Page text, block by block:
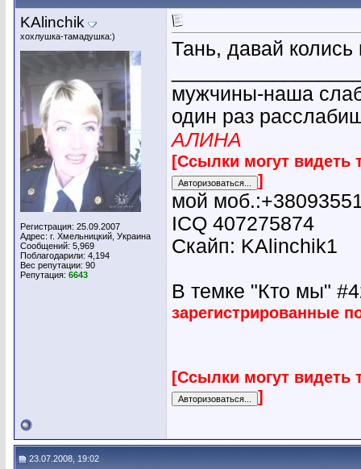
KAlinchik
хохлушка-тамадушка:)
Регистрация: 25.09.2007
Адрес: г. Хмельницкий, Украина
Сообщений: 5,969
Поблагодарили: 4,194
Вес репутации: 90
Репутация: 6643
Тань, давай
мужчины-наша
один раз
АЛИНА
[Ссылки могут видеть
]
мой
ICQ 407275874
Скайп: KAlinchik1
В темке "Кто мы"
зарегистрированные
[Ссылки могут видеть
]
23.07.2008, 19:02